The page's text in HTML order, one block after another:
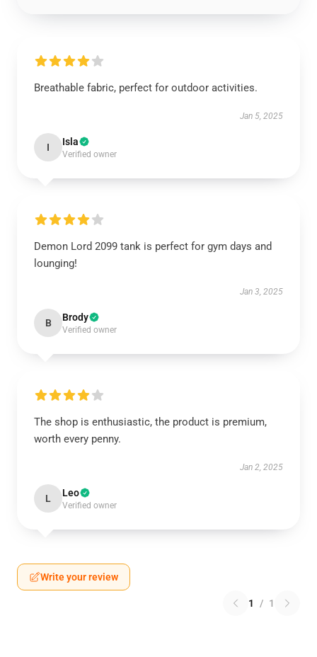
Breathable fabric, perfect for outdoor activities.
Jan 5, 2025
I Isla
Verified owner
Demon Lord 2099 tank is perfect for gym days and
lounging!
Jan 3, 2025
B Brody
Verified owner
The shop is enthusiastic, the product is premium,
worth every penny.
Jan 2, 2025
L Leo
Verified owner
Write your review
1 / 1